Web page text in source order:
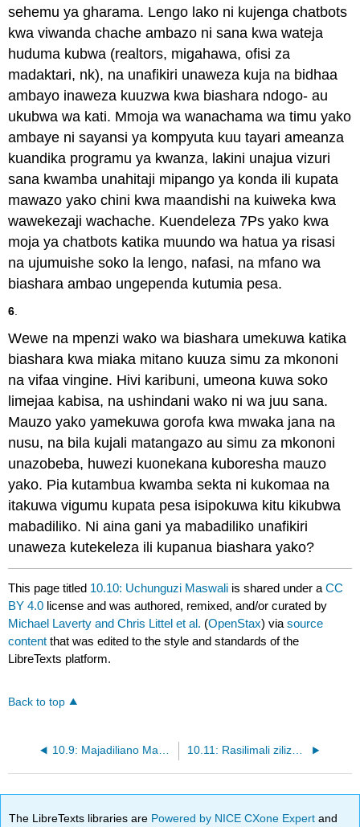
sehemu ya gharama. Lengo lako ni kujenga chatbots
kwa viwanda chache ambazo ni sana kwa wateja
huduma kubwa (realtors, migahawa, ofisi za
madaktari, nk), na unafikiri unaweza kuja na bidhaa
ambayo inaweza kuuzwa kwa biashara ndogo- au
ukubwa wa kati. Mmoja wa wanachama wa timu yako
ambaye ni sayansi ya kompyuta kuu tayari ameanza
kuandika programu ya kwanza, lakini unajua vizuri
sana kwamba unahitaji mipango ya konda ili kupata
mawazo yako chini kwa maandishi na kuiweka kwa
wawekezaji wachache. Kuendeleza 7Ps yako kwa
moja ya chatbots katika muundo wa hatua ya risasi
na ujumuishe soko la lengo, nafasi, na mfano wa
biashara ambao ungependa kutumia pesa.
6
Wewe na mpenzi wako wa biashara umekuwa katika
biashara kwa miaka mitano kuuza simu za mkononi
na vifaa vingine. Hivi karibuni, umeona kuwa soko
limejaa kabisa, na ushindani wako ni wa juu sana.
Mauzo yako yamekuwa gorofa kwa mwaka jana na
nusu, na bila kujali matangazo au simu za mkononi
unazobeba, huwezi kuonekana kuboresha mauzo
yako. Pia kutambua kwamba sekta ni kukomaa na
itakuwa vigumu kupata pesa isipokuwa kitu kikubwa
mabadiliko. Ni aina gani ya mabadiliko unafikiri
unaweza kutekeleza ili kupanua biashara yako?
This page titled 10.10: Uchunguzi Maswali is shared under aCC
BY 4.0 license and was authored, remixed, and/or curated by
Michael Laverty and Chris Littel et al. (OpenStax) viasource
content that was edited to the style and standards of the
LibreTexts platform.
Back to top
10.9: Majadiliano Maswali 10.11: Rasilimali zilizopendekezwa
The LibreTexts libraries are Powered by NICE CXone Expertand